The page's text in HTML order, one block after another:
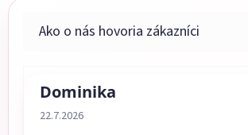
Dominika
Hodnotenie obchodu je 5 z 5 hviezdičiek.
22.7.2026